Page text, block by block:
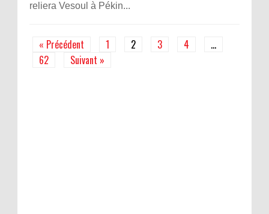
reliera Vesoul à Pékin...
« Précédent 1 2 3 4
…
62
Suivant »